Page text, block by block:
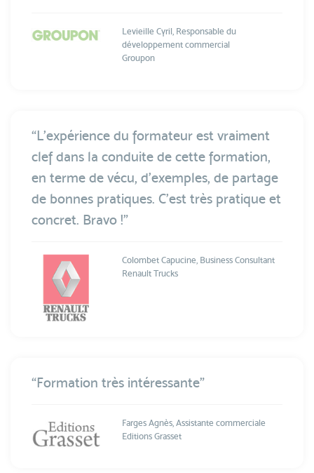
Levieille Cyril, Responsable du
développement commercial
Groupon
“L’expérience du formateur est vraiment
clef dans la conduite de cette formation,
en terme de vécu, d’exemples, de partage
de bonnes pratiques. C’est très pratique et
concret. Bravo !”
Colombet Capucine, Business Consultant
Renault Trucks
“Formation très intéressante”
Farges Agnès, Assistante commerciale
Editions Grasset